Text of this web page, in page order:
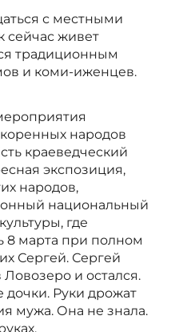
с местными
сейчас живет
традиционным
и коми-иженцев.
народов
краеведческий
экспозиция,
народов,
национальный
где
8 марта при полном
Сергей. Сергей
и остался.
дочки. Руки дрожат
мужа. Она не знала.